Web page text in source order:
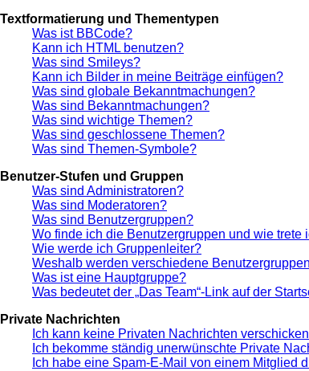
Textformatierung und Thementypen
Was ist BBCode?
Kann ich HTML benutzen?
Was sind Smileys?
Kann ich Bilder in meine Beiträge einfügen?
Was sind globale Bekanntmachungen?
Was sind Bekanntmachungen?
Was sind wichtige Themen?
Was sind geschlossene Themen?
Was sind Themen-Symbole?
Benutzer-Stufen und Gruppen
Was sind Administratoren?
Was sind Moderatoren?
Was sind Benutzergruppen?
Wo finde ich die Benutzergruppen und wie trete
Wie werde ich Gruppenleiter?
Weshalb werden verschiedene
Was ist eine Hauptgruppe?
Was bedeutet der „Das Team“-Link auf der
Private Nachrichten
Ich kann keine Privaten Nachrichten
Ich bekomme ständig unerwünschte Private
Ich habe eine Spam-E-Mail von einem Mitglied